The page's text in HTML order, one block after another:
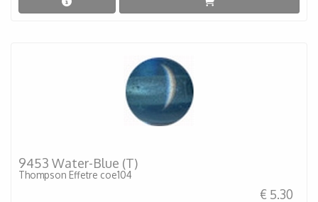
9453 Water-Blue (T)
Thompson Effetre coe104
€ 5.30